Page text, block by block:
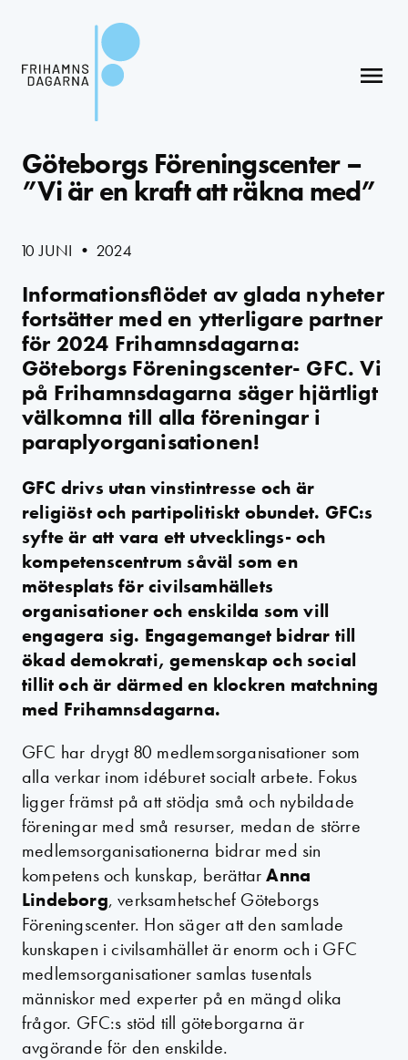
menu
Göteborgs Föreningscenter –
”Vi är en kraft att räkna med”
10 JUNI • 2024
Informationsflödet av glada nyheter
fortsätter med en ytterligare partner
för 2024 Frihamnsdagarna:
Göteborgs Föreningscenter- GFC. Vi
på Frihamnsdagarna säger hjärtligt
välkomna till alla föreningar i
paraplyorganisationen!
GFC drivs utan vinstintresse och är
religiöst och partipolitiskt obundet. GFC:s
syfte är att vara ett utvecklings- och
kompetenscentrum såväl som en
mötesplats för civilsamhällets
organisationer och enskilda som vill
engagera sig. Engagemanget bidrar till
ökad demokrati, gemenskap och social
tillit och är därmed en klockren matchning
med Frihamnsdagarna.
GFC har drygt 80 medlemsorganisationer som
alla verkar inom idéburet socialt arbete. Fokus
ligger främst på att stödja små och nybildade
föreningar med små resurser, medan de större
medlemsorganisationerna bidrar med sin
kompetens och kunskap, berättarAnna
Lindeborg, verksamhetschef Göteborgs
Föreningscenter. Hon säger att den samlade
kunskapen i civilsamhället är enorm och i GFC
medlemsorganisationer samlas tusentals
människor med experter på en mängd olika
frågor. GFC:s stöd till göteborgarna är
avgörande för den enskilde.